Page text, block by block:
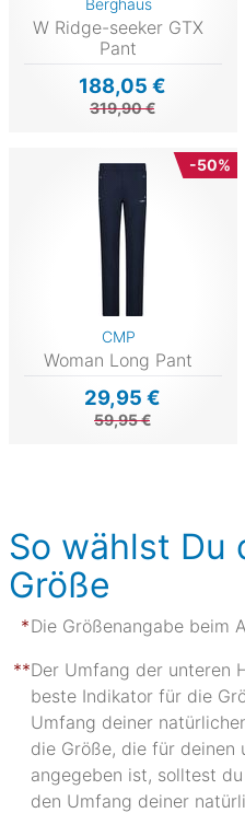
W Ridge-seeker GTX
Pant
188,05 €
319,90 €
-50%
CMP
Woman Long Pant
29,95 €
59,95 €
So wählst Du
Größe
Die Größenangabe beim
Der Umfang der unteren
beste Indikator für die
Umfang deiner
die Größe, die für deinen
angegeben ist, solltest
den Umfang deiner